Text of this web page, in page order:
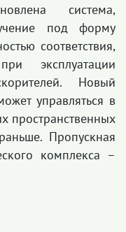
система,
под форму
соответствия,
эксплуатации
Новый
управляться в
пространственных
Пропускная
комплекса –